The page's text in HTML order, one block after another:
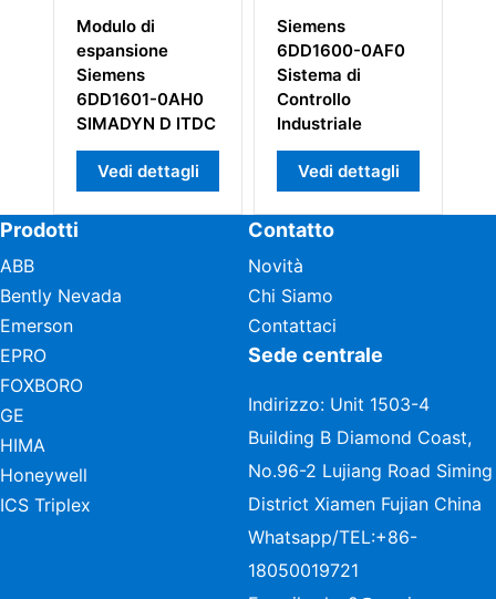
0AH0
D ITDC
6DD1600-0AF0
Controllo
Industriale
Vedi dettagli
39BDMNBN
Vedi dettagli
Prodotti
ABB
Bently Nevada
Emerson
EPRO
FOXBORO
GE
HIMA
Honeywell
ICS Triplex
Contatto
Novità
Chi Siamo
Contattaci
Sede centrale
Indirizzo: Unit 1503-4
Building B Diamond Coast,
No.96-2 Lujiang Road Siming
District Xiamen Fujian China
Whatsapp/TEL:+86-
18050019721